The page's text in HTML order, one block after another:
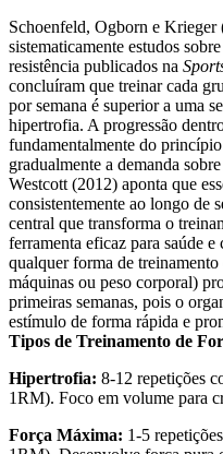
Schoenfeld, Ogborn e Krieger
sistematicamente estudos
resistência publicados na
concluíram que treinar cada
por semana é superior a uma
hipertrofia. A progressão
fundamentalmente do
gradualmente a demanda
Westcott (2012) aponta que
consistentemente ao longo de
central que transforma o
ferramenta eficaz para saúde
qualquer forma de
máquinas ou peso corporal)
primeiras semanas, pois o
estímulo de forma rápida e
Tipos de Treinamento de
Hipertrofia: 8-12 repetições
1RM). Foco em volume para
Força Máxima: 1-5